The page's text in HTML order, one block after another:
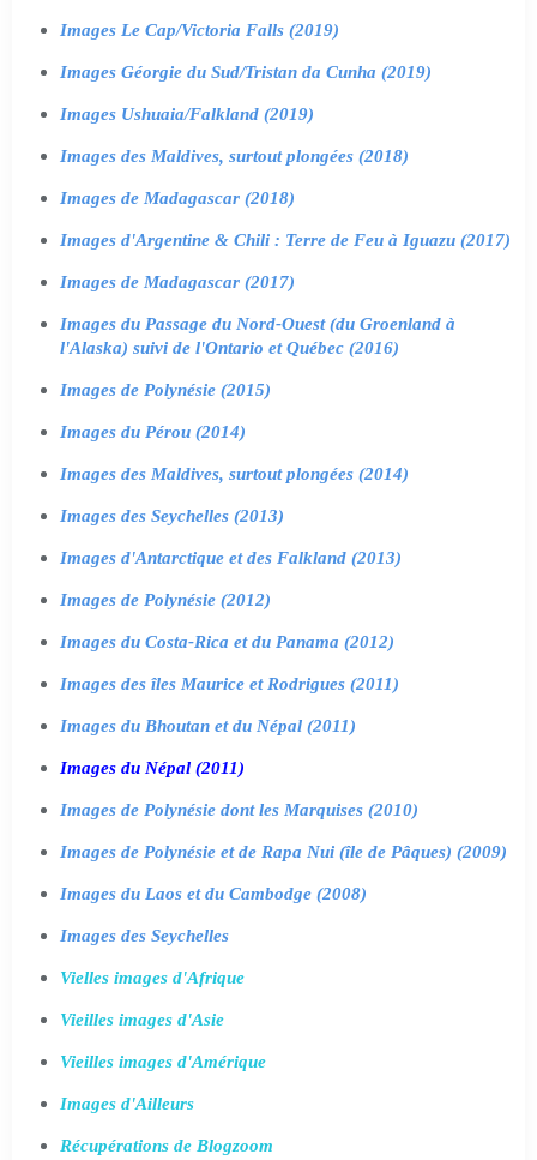
Images Le Cap/Victoria Falls (2019)
Images Géorgie du Sud/Tristan da Cunha (2019)
Images Ushuaia/Falkland (2019)
Images des Maldives, surtout plongées (2018)
Images de Madagascar (2018)
Images d'Argentine & Chili : Terre de Feu à Iguazu (2017)
Images de Madagascar (2017)
Images du Passage du Nord-Ouest (du Groenland à
l'Alaska) suivi de l'Ontario et Québec (2016)
Images de Polynésie (2015)
Images du Pérou (2014)
Images des Maldives, surtout plongées (2014)
Images des Seychelles (2013)
Images d'Antarctique et des Falkland (2013)
Images de Polynésie (2012)
Images du Costa-Rica et du Panama (2012)
Images des îles Maurice et Rodrigues (2011)
Images du Bhoutan et du Népal (2011)
Images du Népal (2011)
Images de Polynésie dont les Marquises (2010)
Images de Polynésie et de Rapa Nui (île de Pâques) (2009)
Images du Laos et du Cambodge (2008)
Images des Seychelles
Vielles images d'Afrique
Vieilles images d'Asie
Vieilles images d'Amérique
Images d'Ailleurs
Récupérations de Blogzoom